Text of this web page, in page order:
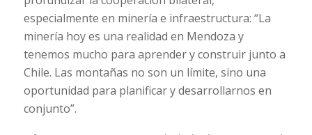
especialmente en minería e infraestructura: “La
minería hoy es una realidad en Mendoza y
tenemos mucho para aprender y construir junto a
Chile. Las montañas no son un límite, sino una
oportunidad para planificar y desarrollarnos en
conjunto”.